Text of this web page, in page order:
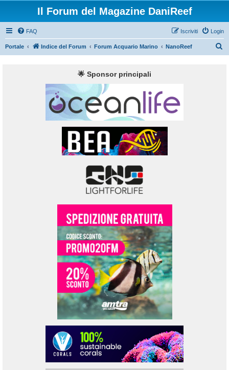
Il Forum del Magazine DaniReef
FAQ Login
Iscriviti
Portale Indice del Forum Forum Acquario Marino NanoReef
🌟 Sponsor principali